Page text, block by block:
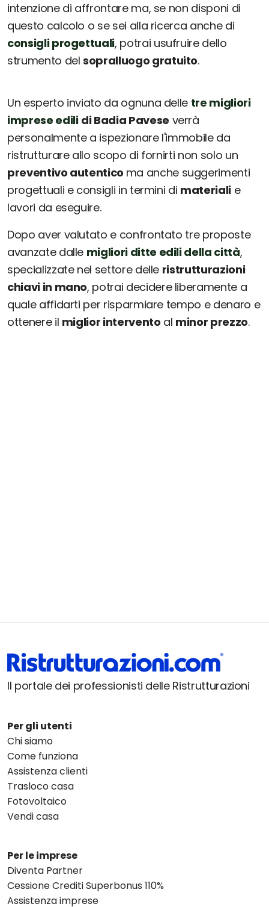
intenzione di affrontare ma, se non disponi di
questo calcolo o se sei alla ricerca anche di
consigli progettuali, potrai usufruire dello
strumento delsopralluogo gratuito.
Un esperto inviato da ognuna delle tre migliori
imprese edili di Badia Pavese verrà
personalmente a ispezionare l'immobile da
ristrutturare allo scopo di fornirti non solo un
preventivo autentico ma anche suggerimenti
progettuali e consigli in termini di materialie
lavori da eseguire.
Dopo aver valutato e confrontato tre proposte
avanzate dalle migliori ditte edili della città,
specializzate nel settore delle ristrutturazioni
chiavi in mano, potrai decidere liberamente a
quale affidarti per risparmiare tempo e denaro e
ottenere il miglior intervento al minor prezzo.
Il portale dei professionisti delle Ristrutturazioni
Per gli utenti
Chi siamo
Come funziona
Assistenza clienti
Trasloco casa
Fotovoltaico
Vendi casa
Per le imprese
Diventa Partner
Cessione Crediti Superbonus 110%
Assistenza imprese